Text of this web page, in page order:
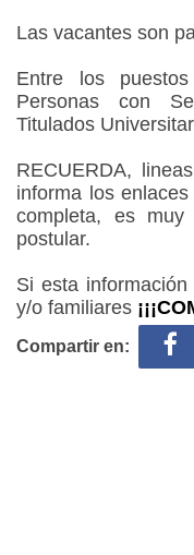
Las vacantes son
Entre los
Personas con
Titulados
RECUERDA,
informa los
completa, es muy
postular.
Si esta
y/o familiares
Compartir en: